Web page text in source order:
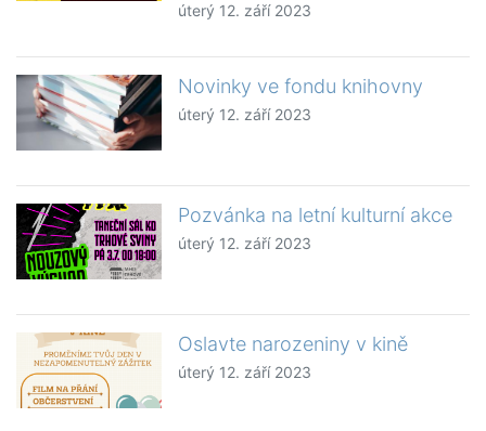
úterý 12. září 2023
Novinky ve fondu knihovny
úterý 12. září 2023
Pozvánka na letní kulturní akce
úterý 12. září 2023
Oslavte narozeniny v kině
úterý 12. září 2023